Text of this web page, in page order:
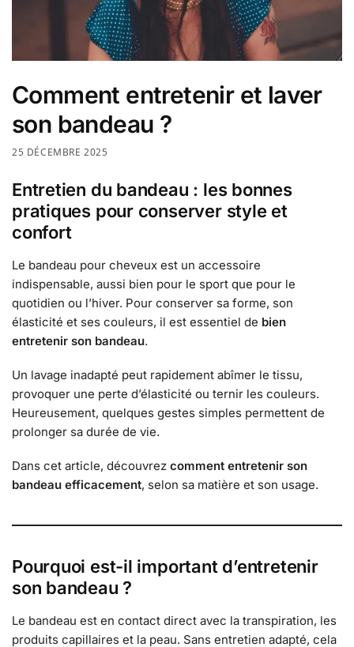
Comment entretenir et laver
son bandeau ?
25 DÉCEMBRE 2025
Entretien du bandeau : les bonnes
pratiques pour conserver style et
confort
Le bandeau pour cheveux est un accessoire
indispensable, aussi bien pour le sport que pour le
quotidien ou l’hiver. Pour conserver sa forme, son
élasticité et ses couleurs, il est essentiel de bien
entretenir son bandeau.
Un lavage inadapté peut rapidement abîmer le tissu,
provoquer une perte d’élasticité ou ternir les couleurs.
Heureusement, quelques gestes simples permettent de
prolonger sa durée de vie.
Dans cet article, découvrez comment entretenir son
bandeau efficacement, selon sa matière et son usage.
Pourquoi est-il important d’entretenir
son bandeau ?
Le bandeau est en contact direct avec la transpiration, les
produits capillaires et la peau. Sans entretien adapté, cela